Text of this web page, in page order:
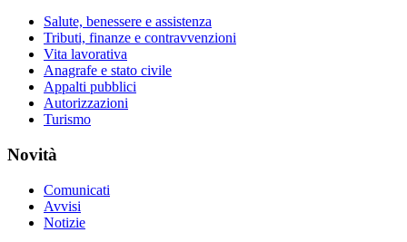
Salute, benessere e assistenza
Tributi, finanze e contravvenzioni
Vita lavorativa
Anagrafe e stato civile
Appalti pubblici
Autorizzazioni
Turismo
Novità
Comunicati
Avvisi
Notizie